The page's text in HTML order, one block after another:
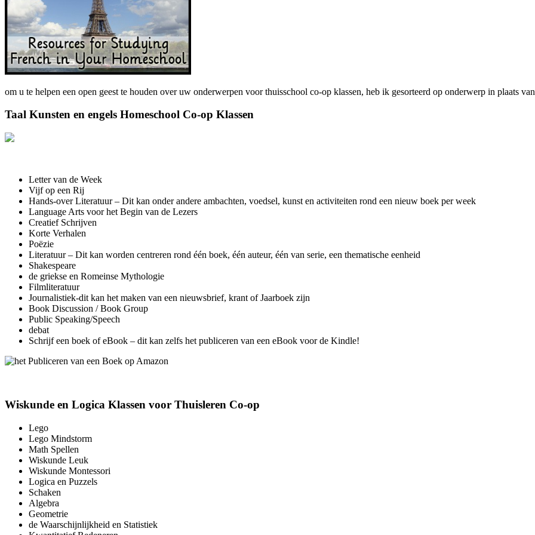
om u te helpen een open geest te houden over uw onderwerpen voor thuisschool co-op klassen, heb ik gesorteerd op onderwerp in plaats
Taal Kunsten en engels Homeschool Co-op Klassen
Letter van de Week
Vijf op een Rij
Hands-over Literatuur – Dit kan onder andere ambachten, voedsel, kunst en activiteiten rond een nieuw boek per week
Language Arts voor het Begin van de Lezers
Creatief Schrijven
Korte Verhalen
Poëzie
Literatuur – Dit kan worden centreren rond één boek, één auteur, één van serie, een thematische eenheid
Shakespeare
de griekse en Romeinse Mythologie
Filmliteratuur
Journalistiek-dit kan het maken van een nieuwsbrief, krant of Jaarboek zijn
Book Discussion / Book Group
Public Speaking/Speech
debat
Schrijf een boek of eBook – dit kan zelfs het publiceren van een eBook voor de Kindle!
Wiskunde en Logica Klassen voor Thuisleren Co-op
Lego
Lego Mindstorm
Math Spellen
Wiskunde Leuk
Wiskunde Montessori
Logica en Puzzels
Schaken
Algebra
Geometrie
de Waarschijnlijkheid en Statistiek